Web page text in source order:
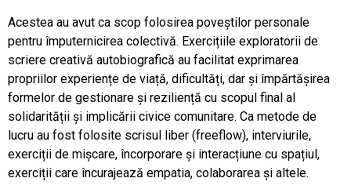
Acestea au avut ca scop folosirea poveștilor personale
pentru împuternicirea colectivă. Exercițiile exploratorii de
scriere creativă autobiografică au facilitat exprimarea
propriilor experiențe de viață, dificultăți, dar și împărtășirea
formelor de gestionare și reziliență cu scopul final al
solidarității și implicării civice comunitare. Ca metode de
lucru au fost folosite scrisul liber (freeflow), interviurile,
exerciții de mișcare, încorporare și interacțiune cu spațiul,
exerciții care încurajează empatia, colaborarea și altele.